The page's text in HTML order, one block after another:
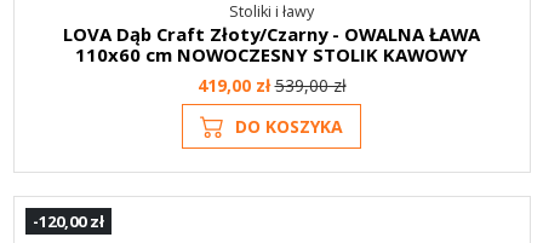
Stoliki i ławy
LOVA Dąb Craft Złoty/Czarny - OWALNA ŁAWA
110x60 cm NOWOCZESNY STOLIK KAWOWY
419,00 zł539,00 zł
DO KOSZYKA
-120,00 zł